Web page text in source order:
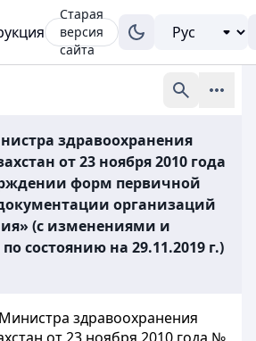
Старая
версия
сайта
здравоохранения
от 23 ноября 2010 года
форм первичной
организаций
(с изменениями и
состоянию на 29.11.2019 г.)
здравоохранения